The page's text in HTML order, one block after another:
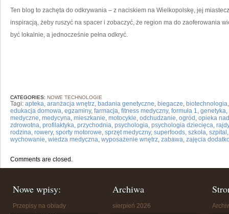
Ten blog to zachęta do odkrywania – z naciskiem na Wielkopolskę, jej
inspiracją, żeby ruszyć na spacer i zobaczyć, że region ma do zaoferowania
być lokalnie, a jednocześnie pełna odkryć.
CATEGORIES: NOWE TECHNOLOGIE
Tagi: apteka, aranżacja wnętrz, badania genetyczne, biegacze, biotechnologia
edukacja domowa, egzaminy, farmacja, fitness medyczny, formuła 1, genetyka,
medyczne, medycyna, mieszkanie, motocykle, odchudzanie, ogród , opieka
zdrowotna, profilaktyka, przychodnia, psychologia, psychologia dziecięca, rajdy
rodzina, rowery, sporty motorowe, sprzęt medyczny, superfoods, szkoła, szpital
wychowanie, wiedza medyczna, wyposażenie wnętrz, zabawa, zajęcia
Comments are closed.
Nowe wpisy:
Przepisy na obiady
Archiwa
sierpień 2026